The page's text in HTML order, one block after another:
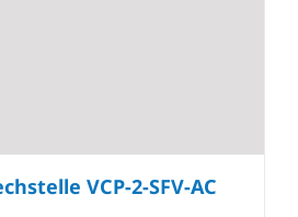
VCP-2-SFV-AC